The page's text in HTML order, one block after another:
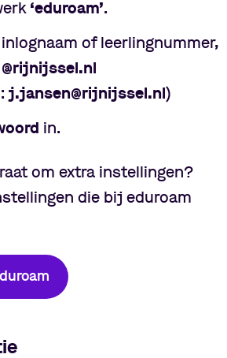
‘eduroam’.
of leerlingnummer,
@rijnijssel.nl
j.jansen@rijnijssel.nl )
in.
om extra instellingen?
die bij eduroam